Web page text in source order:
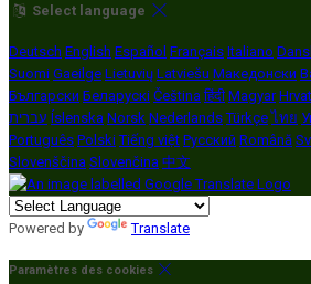
Select language
Deutsch English Español Français Italiano
Suomi Gaeilge Lietuvių Latviešu Македонски
Български Беларускі Čeština हिंदी Magyar
עברית Íslenska Norsk Nederlands Türkçe ไทย
Português Polski Tiếng việt Русский Română
Slovenščina Slovenčina 中文
Powered by Translate
Paramètres des cookies